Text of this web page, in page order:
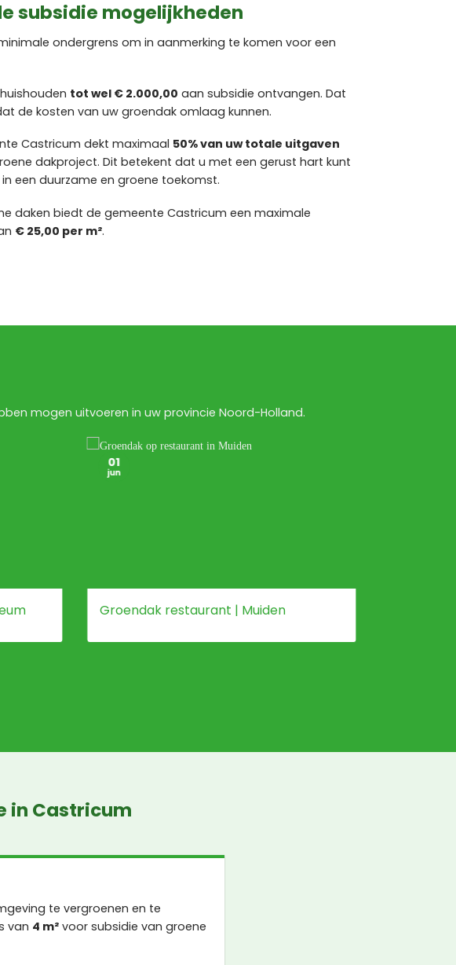
subsidie mogelijkheden
ondergrens om in aanmerking te komen voor een
tot wel € 2.000,00 aan subsidie ontvangen. Dat
de kosten van uw groendak omlaag kunnen.
Castricum dekt maximaal 50% van uw totale uitgaven
dakproject. Dit betekent dat u met een gerust hart kunt
een duurzame en groene toekomst.
daken biedt de gemeente Castricum een maximale
€ 25,00 per m².
mogen uitvoeren in uw provincie Noord-Holland.
Groendak restaurant | Muiden
01
jun
in Castricum
te vergroenen en te
van 4 m² voor subsidie van groene